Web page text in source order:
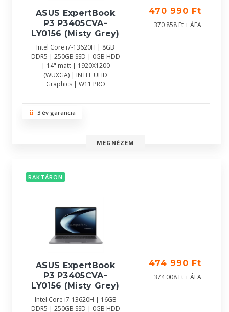
ASUS ExpertBook
P3 P3405CVA-
LY0156 (Misty Grey)
Intel Core i7-13620H | 8GB
DDR5 | 250GB SSD | 0GB HDD
| 14" matt | 1920X1200
(WUXGA) | INTEL UHD
Graphics | W11 PRO
470 990 Ft
370 858 Ft + ÁFA
3 év garancia
MEGNÉZEM
RAKTÁRON
ASUS ExpertBook
P3 P3405CVA-
LY0156 (Misty Grey)
Intel Core i7-13620H | 16GB
DDR5 | 250GB SSD | 0GB HDD
474 990 Ft
374 008 Ft + ÁFA